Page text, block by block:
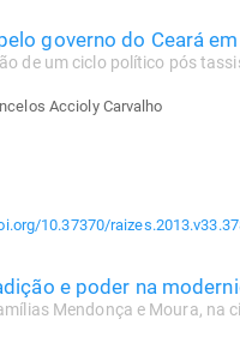
governo do Ceará
de um ciclo político pós
Accioly Carvalho
10.37370/
e poder na
Mendonça e Moura, na